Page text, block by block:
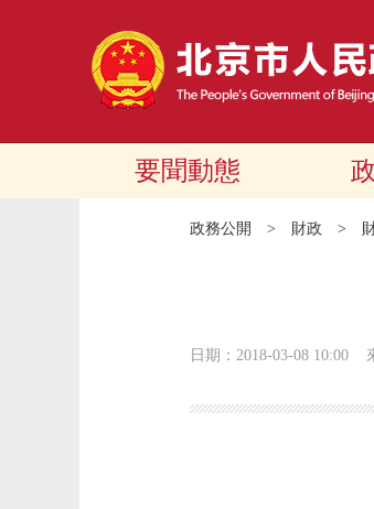
要聞動態
政務公開 > 財政 >
日期：2018-03-08 10:00